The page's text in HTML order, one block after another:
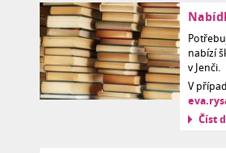
nabízí
v Jenči.
V
Číst